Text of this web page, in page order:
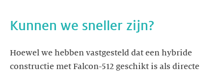
Kunnen we sneller zijn?
Hoewel we hebben vastgesteld dat een hybride
constructie met Falcon-512 geschikt is als directe